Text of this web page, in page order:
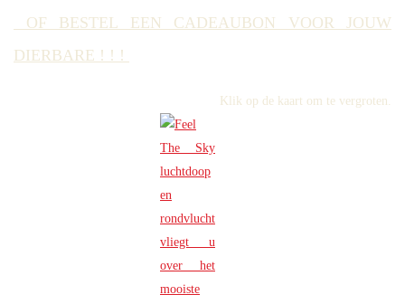
OF BESTEL EEN CADEAUBON VOOR JOUW
DIERBARE ! ! !
Klik op de kaart om te vergroten.